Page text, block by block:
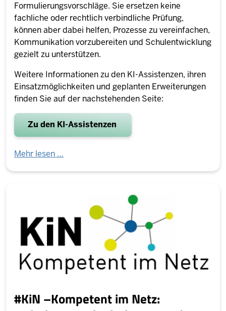
Formulierungsvorschläge. Sie ersetzen keine
fachliche oder rechtlich verbindliche Prüfung,
können aber dabei helfen, Prozesse zu vereinfachen,
Kommunikation vorzubereiten und Schulentwicklung
gezielt zu unterstützen.
Weitere Informationen zu den KI-Assistenzen, ihren
Einsatzmöglichkeiten und geplanten Erweiterungen
finden Sie auf der nachstehenden Seite:
Zu den KI-Assistenzen
Mehr lesen …
#KiN –Kompetent im Netz: